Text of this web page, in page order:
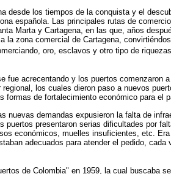
desde los tiempos de la conquista y el
española. Las principales rutas de
Marta y Cartagena, en las que, años
la zona comercial de Cartagena,
oro, esclavos y otro tipo de
fue acrecentando y los puertos comenzaron
los cuales dieron paso a nuevos
formas de fortalecimiento económico para el
nuevas demandas expusieron la falta de
presentaron serias dificultades por
económicos, muelles insuficientes, etc.
adecuados para atender el pedido,
de Colombia" en 1959, la cual buscaba